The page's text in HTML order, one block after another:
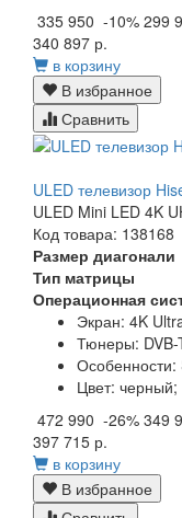
335 950 -10% 299
340 897 р.
в корзину
В избранное
Сравнить
ULED телевизор
ULED Mini LED 4K
Код товара: 138168
Размер диагонали
Тип матрицы
Операционная
Экран: 4K
Тюнеры:
Особенности:
Цвет: черный;
472 990 -26% 349
397 715 р.
в корзину
В избранное